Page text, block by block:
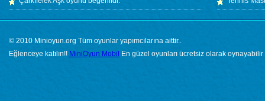
© 2010 Minioyun.org Tüm oyunlar yapımcılarına aittir..
Eğlenceye katılın!! MiniOyun Mobil En güzel oyunları ücretsiz olarak